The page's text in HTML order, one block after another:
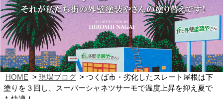
HOME 現場ブログ
つくば市・劣化したスレート屋根は下
塗りを３回し、スーパーシャネツサーモで温度上昇を抑え夏で